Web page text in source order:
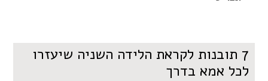
7 תובנות לקראת הלידה השניה שיעזרו
לכל אמא בדרך